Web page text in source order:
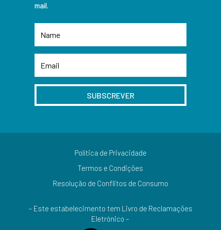
mail.
SUBSCREVER
Política de Privacidade
Termos e Condições
Resolução de Conflitos de Consumo
– Este estabelecimento tem Livro de Reclamações
Eletrónico –